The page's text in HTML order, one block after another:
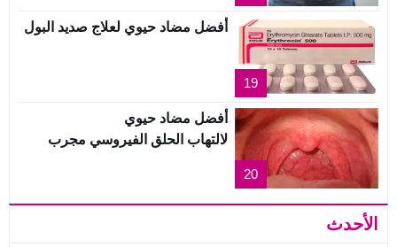
19
أفضل مضاد حيوي لعلاج صديد البول
20
أفضل مضاد حيوي
لالتهاب الحلق الفيروسي مجرب
الأحدث